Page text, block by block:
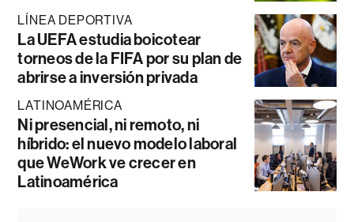
LÍNEA DEPORTIVA
La UEFA estudia boicotear
torneos de la FIFA por su plan de
abrirse a inversión privada
LATINOAMÉRICA
Ni presencial, ni remoto, ni
híbrido: el nuevo modelo laboral
que WeWork ve crecer en
Latinoamérica